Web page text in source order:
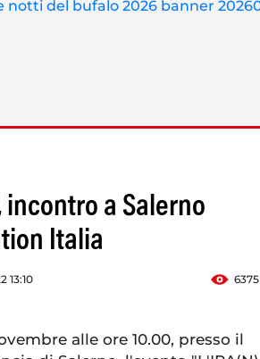
a Salerno
Italia
13:10 6375
alle ore 10.00, presso il